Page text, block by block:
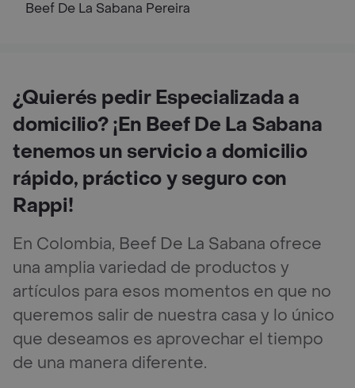
Beef De La Sabana Pereira
¿Quierés pedir Especializada a
domicilio? ¡En Beef De La Sabana
tenemos un servicio a domicilio
rápido, práctico y seguro con
Rappi!
En Colombia, Beef De La Sabana ofrece
una amplia variedad de productos y
artículos para esos momentos en que no
queremos salir de nuestra casa y lo único
que deseamos es aprovechar el tiempo
de una manera diferente.